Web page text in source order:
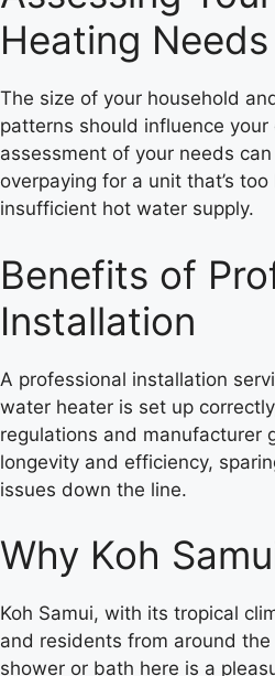
Heating Needs
The size of your household
patterns should influence
assessment of your needs
overpaying for a unit that’s
insufficient hot water supply.
Benefits of
Installation
A professional installation
water heater is set up
regulations and manufacturer
longevity and efficiency,
issues down the line.
Why Koh
Koh Samui, with its tropical
and residents from around
shower or bath here is a